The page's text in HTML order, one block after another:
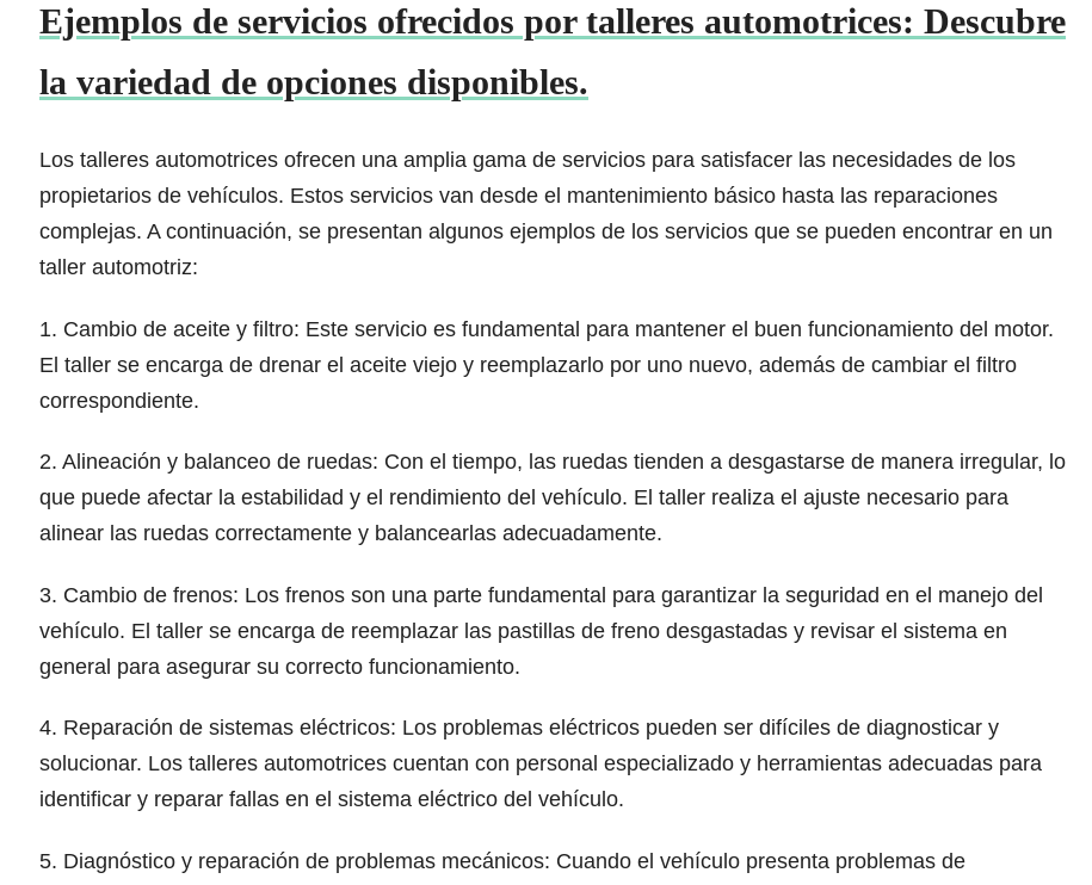
Ejemplos de servicios ofrecidos por talleres automotrices: Descubre
la variedad de opciones disponibles.
Los talleres automotrices ofrecen una amplia gama de servicios para satisfacer las necesidades de los
propietarios de vehículos. Estos servicios van desde el mantenimiento básico hasta las reparaciones
complejas. A continuación, se presentan algunos ejemplos de los servicios que se pueden encontrar en un
taller automotriz:
1. Cambio de aceite y filtro: Este servicio es fundamental para mantener el buen funcionamiento del motor.
El taller se encarga de drenar el aceite viejo y reemplazarlo por uno nuevo, además de cambiar el filtro
correspondiente.
2. Alineación y balanceo de ruedas: Con el tiempo, las ruedas tienden a desgastarse de manera irregular, lo
que puede afectar la estabilidad y el rendimiento del vehículo. El taller realiza el ajuste necesario para
alinear las ruedas correctamente y balancearlas adecuadamente.
3. Cambio de frenos: Los frenos son una parte fundamental para garantizar la seguridad en el manejo del
vehículo. El taller se encarga de reemplazar las pastillas de freno desgastadas y revisar el sistema en
general para asegurar su correcto funcionamiento.
4. Reparación de sistemas eléctricos: Los problemas eléctricos pueden ser difíciles de diagnosticar y
solucionar. Los talleres automotrices cuentan con personal especializado y herramientas adecuadas para
identificar y reparar fallas en el sistema eléctrico del vehículo.
5. Diagnóstico y reparación de problemas mecánicos: Cuando el vehículo presenta problemas de